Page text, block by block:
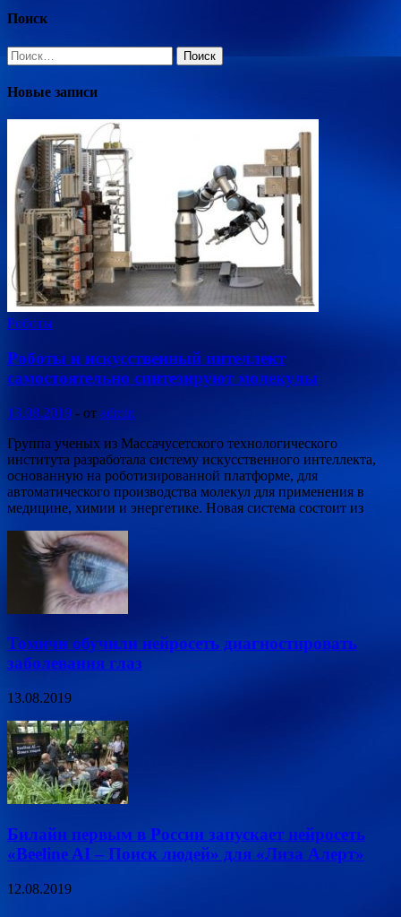
Поиск
Найти:
Новые записи
Роботы
Роботы и искусственный интеллект
самостоятельно синтезируют молекулы
13.08.2019 - от admin
Группа ученых из Массачусетского технологического
института разработала систему искусственного интеллекта,
основанную на роботизированной платформе, для
автоматического производства молекул для применения в
медицине, химии и энергетике. Новая система состоит из
Томичи обучили нейросеть диагностировать
заболевания глаз
13.08.2019
Билайн первым в России запускает нейросеть
«Beeline AI – Поиск людей» для «Лиза Алерт»
12.08.2019